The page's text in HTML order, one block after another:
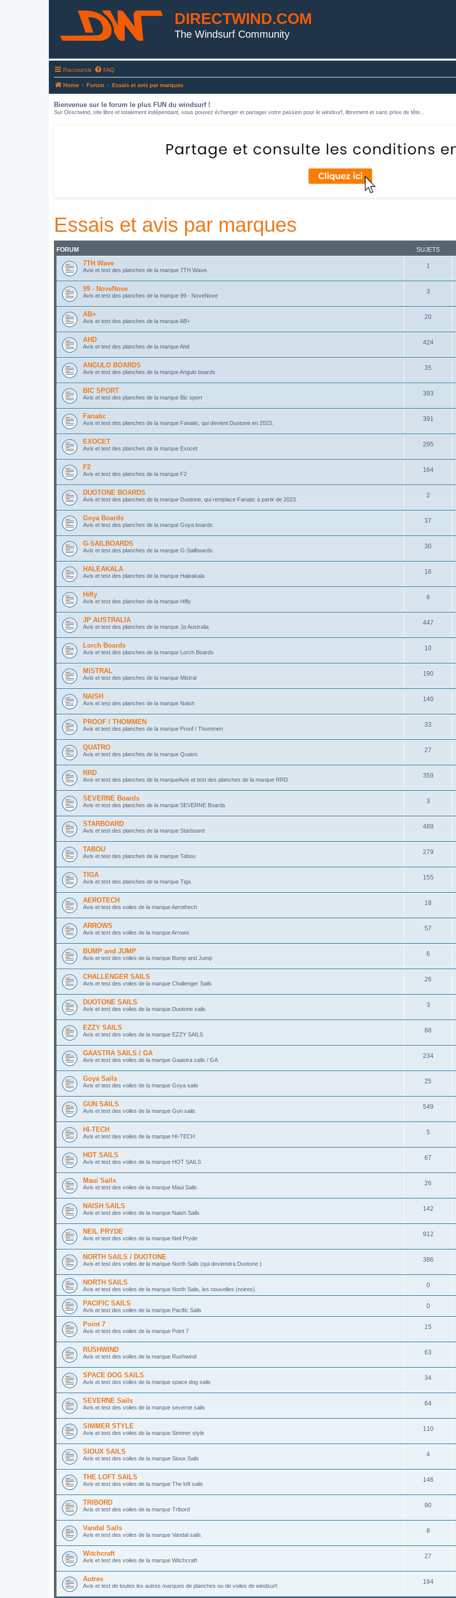
DIRECTWIND.COM
The Windsurf Community
Raccourcis FAQ
Home Forum Essais et avis par marques
Bienvenue sur le forum le plus FUN du windsurf !
Sur Directwind, site libre et totalement indépendant, vous pouvez échanger et partager votre passion pour le windsurf, librement et sans prise de tête...
Essais et avis par marques
FORUM SUJETS
7TH Wave
Avis et test des planches de la marque 7TH Wave.
1
99 - NoveNove
Avis et test des planches de la marque 99 - NoveNove
3
AB+
Avis et test des planches de la marque AB+
20
AHD
Avis et test des planches de la marque Ahd
424
ANGULO BOARDS
Avis et test des planches de la marque Angulo boards
35
BIC SPORT
Avis et test des planches de la marque Bic sport
393
Fanatic
Avis et test des planches de la marque Fanatic, qui devient Duotone en 2023.
391
EXOCET
Avis et test des planches de la marque Exocet
295
F2
Avis et test des planches de la marque F2
164
DUOTONE BOARDS
Avis et test des planches de la marque Duotone, qui remplace Fanatic à partir de 2023.
2
Goya Boards
Avis et test des planches de la marque Goya boards
37
G-SAILBOARDS
Avis et test des planches de la marque G-Sailboards
30
HALEAKALA
Avis et test des planches de la marque Haleakala
16
Hifly
Avis et test des planches de la marque Hifly
6
JP AUSTRALIA
Avis et test des planches de la marque Jp Australia
447
Lorch Boards
Avis et test des planches de la marque Lorch Boards
10
MISTRAL
Avis et test des planches de la marque Mistral
190
NAISH
Avis et test des planches de la marque Naish
140
PROOF / THOMMEN
Avis et test des planches de la marque Proof / Thommen
33
QUATRO
Avis et test des planches de la marque Quatro
27
RRD
Avis et test des planches de la marqueAvis et test des planches de la marque RRD
359
SEVERNE Boards
Avis et test des planches de la marque SEVERNE Boards
3
STARBOARD
Avis et test des planches de la marque Starboard
489
TABOU
Avis et test des planches de la marque Tabou
279
TIGA
Avis et test des planches de la marque Tiga
155
AEROTECH
Avis et test des voiles de la marque Aerothech
18
ARROWS
Avis et test des voiles de la marque Arrows
57
BUMP and JUMP
Avis et test des voiles de la marque Bump and Jump
6
CHALLENGER SAILS
Avis et test des voiles de la marque Challenger Sails
26
DUOTONE SAILS
Avis et test des voiles de la marque Duotone sails
3
EZZY SAILS
Avis et test des voiles de la marque EZZY SAILS
88
GAASTRA SAILS / GA
Avis et test des voiles de la marque Gaastra sails / GA
234
Goya Sails
Avis et test des voiles de la marque Goya sails
25
GUN SAILS
Avis et test des voiles de la marque Gun sails
549
HI-TECH
Avis et test des voiles de la marque HI-TECH
5
HOT SAILS
Avis et test des voiles de la marque HOT SAILS
67
Maui Sails
Avis et test des voiles de la marque Maui Sails
26
NAISH SAILS
Avis et test des voiles de la marque Naish Sails
142
NEIL PRYDE
Avis et test des voiles de la marque Neil Pryde
912
NORTH SAILS / DUOTONE
Avis et test des voiles de la marque North Sails (qui deviendra Duotone )
386
NORTH SAILS
Avis et test des voiles de la marque North Sails, les nouvelles (noires).
0
PACIFIC SAILS
Avis et test des voiles de la marque Pacific Sails
0
Point 7
Avis et test des voiles de la marque Point 7
15
RUSHWIND
Avis et test des voiles de la marque Rushwind
63
SPACE DOG SAILS
Avis et test des voiles de la marque space dog sails
34
SEVERNE Sails
Avis et test des voiles de la marque severne sails
64
SIMMER STYLE
Avis et test des voiles de la marque Simmer style
110
SIOUX SAILS
Avis et test des voiles de la marque Sioux Sails
4
THE LOFT SAILS
Avis et test des voiles de la marque The loft sails
146
TRIBORD
Avis et test des voiles de la marque Tribord
90
Vandal Sails
Avis et test des voiles de la marque Vandal sails
8
Witchcraft
Avis et test des voiles de la marque Witchcraft
27
Autres
Avis et test de toutes les autres marques de planches ou de voiles de windsurf.
184